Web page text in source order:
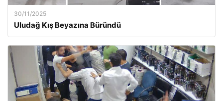
30/11/2025
Uludağ Kış Beyazına Büründü